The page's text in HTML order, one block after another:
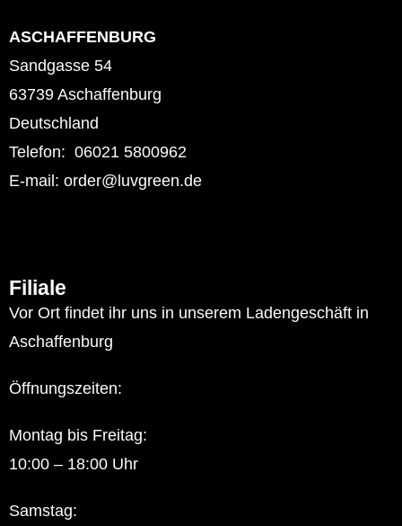
ASCHAFFENBURG
Sandgasse 54
63739 Aschaffenburg
Deutschland
Telefon: 06021 5800962
E-mail: order@luvgreen.de
Filiale
Vor Ort findet ihr uns in unserem Ladengeschäft in
Aschaffenburg
Öffnungszeiten:
Montag bis Freitag:
10:00 – 18:00 Uhr
Samstag: